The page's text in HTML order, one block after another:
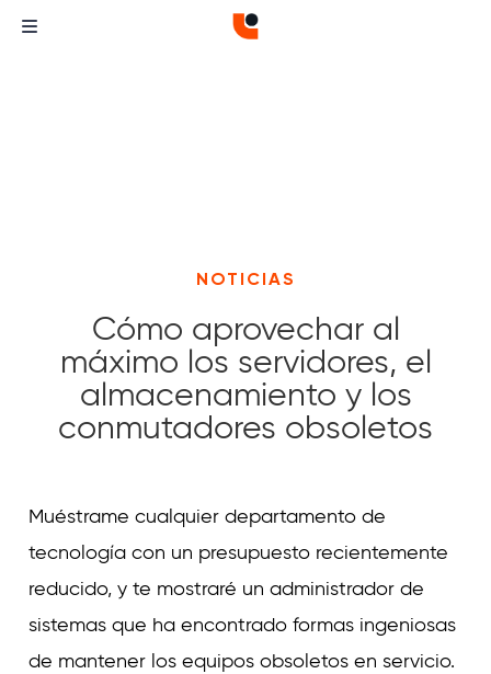
NOTICIAS
Cómo aprovechar al
máximo los servidores, el
almacenamiento y los
conmutadores obsoletos
Muéstrame cualquier departamento de
tecnología con un presupuesto recientemente
reducido, y te mostraré un administrador de
sistemas que ha encontrado formas ingeniosas
de mantener los equipos obsoletos en servicio.